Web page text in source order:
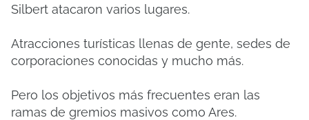
Silbert atacaron varios lugares.
Atracciones turísticas llenas de gente, sedes de
corporaciones conocidas y mucho más.
Pero los objetivos más frecuentes eran las
ramas de gremios masivos como Ares.